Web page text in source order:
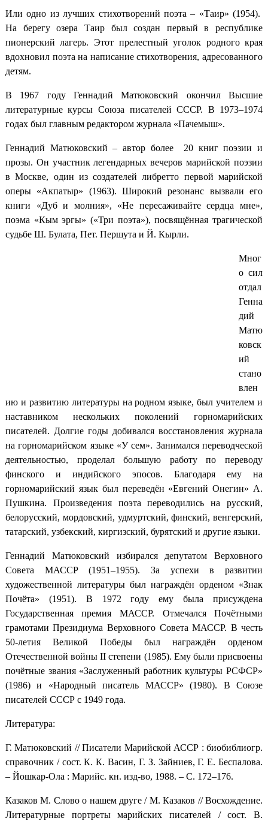
Или одно из лучших стихотворений поэта – «Таир» (1954).
На берегу озера Таир был создан первый в республике
пионерский лагерь. Этот прелестный уголок родного края
вдохновил поэта на написание стихотворения, адресованного
детям.
В 1967 году Геннадий Матюковский окончил Высшие
литературные курсы Союза писателей СССР. В 1973–1974
годах был главным редактором журнала «Пачемыш».
Геннадий Матюковский – автор более 20 книг поэзии и
прозы. Он участник легендарных вечеров марийской поэзии
в Москве, один из создателей либретто первой марийской
оперы «Акпатыр» (1963). Широкий резонанс вызвали его
книги «Дуб и молния», «Не пересаживайте сердца мне»,
поэма «Кым эргы» («Три поэта»), посвящённая трагической
судьбе Ш. Булата, Пет. Першута и Й. Кырли.
Мног
о сил
отдал
Генна
дий
Матю
ковск
ий
стано
влен
ию и развитию литературы на родном языке, был учителем и
наставником нескольких поколений горномарийских
писателей. Долгие годы добивался восстановления журнала
на горномарийском языке «У сем». Занимался переводческой
деятельностью, проделал большую работу по переводу
финского и индийского эпосов. Благодаря ему на
горномарийский язык был переведён «Евгений Онегин» А.
Пушкина. Произведения поэта переводились на русский,
белорусский, мордовский, удмуртский, финский, венгерский,
татарский, узбекский, киргизский, бурятский и другие языки.
Геннадий Матюковский избирался депутатом Верховного
Совета МАССР (1951–1955). За успехи в развитии
художественной литературы был награждён орденом «Знак
Почёта» (1951). В 1972 году ему была присуждена
Государственная премия МАССР. Отмечался Почётными
грамотами Президиума Верховного Совета МАССР. В честь
50-летия Великой Победы был награждён орденом
Отечественной войны II степени (1985). Ему были присвоены
почётные звания «Заслуженный работник культуры РСФСР»
(1986) и «Народный писатель МАССР» (1980). В Союзе
писателей СССР с 1949 года.
Литература:
Г. Матюковский // Писатели Марийской АССР : биобиблиогр.
справочник / сост. К. К. Васин, Г. З. Зайниев, Г. Е. Беспалова.
– Йошкар-Ола : Марийс. кн. изд-во, 1988. – С. 172–176.
Казаков М. Слово о нашем друге / М. Казаков // Восхождение.
Литературные портреты марийских писателей / сост. В.